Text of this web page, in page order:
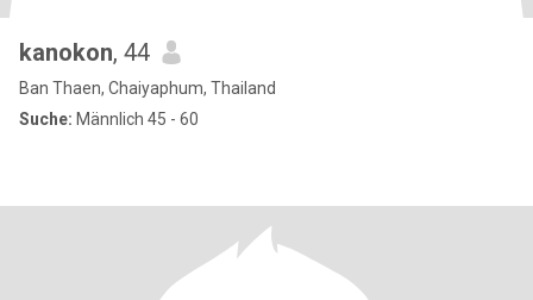
kanokon, 44
Ban Thaen, Chaiyaphum, Thailand
Suche: Männlich 45 - 60